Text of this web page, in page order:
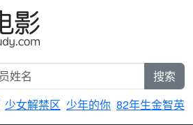
搜索
少女解禁区 少年的你 82年生金智英